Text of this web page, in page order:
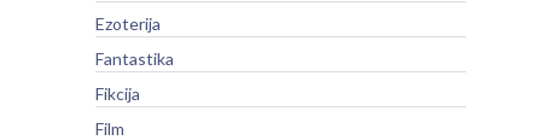
Ezoterija
Fantastika
Fikcija
Film